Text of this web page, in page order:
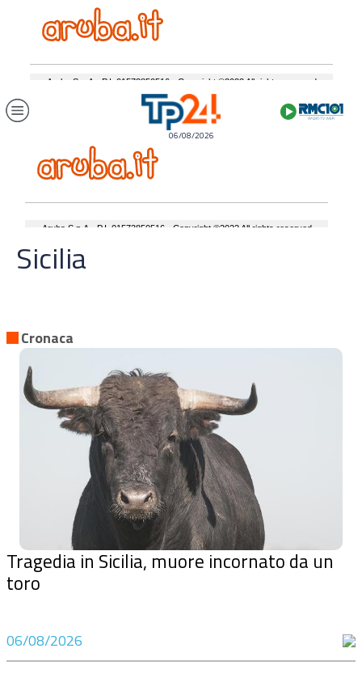
06/08/2026
Sicilia
Cronaca
Tragedia in Sicilia, muore incornato da un
toro
06/08/2026